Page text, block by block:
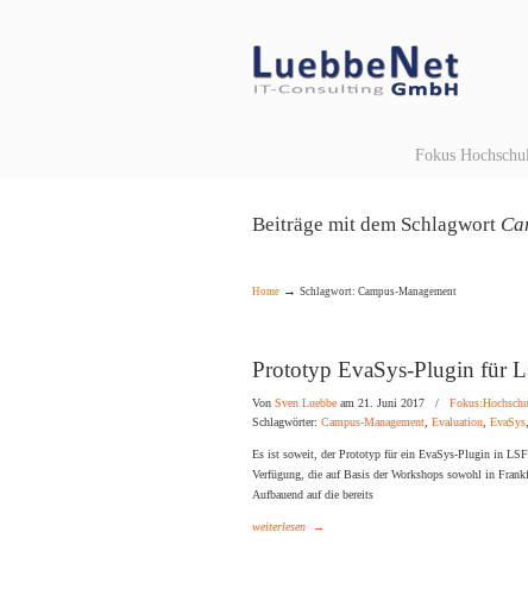
Fokus
Beiträge mit dem Schlagwort
Home → Schlagwort: Campus-Management
Prototyp EvaSys-Plugin für
Von Sven Luebbe am 21. Juni 2017 /
Schlagwörter: Campus-Management, Evaluation, EvaSys,
Es ist soweit, der Prototyp für ein EvaSys-Plugin in
Verfügung, die auf Basis der Workshops sowohl in
Aufbauend auf die bereits
weiterlesen →